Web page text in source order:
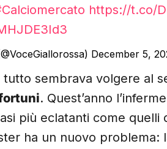
https://t.co/
December 5,
sembrava volgere al
. Quest’anno
più eclatanti come quelli
ha un nuovo